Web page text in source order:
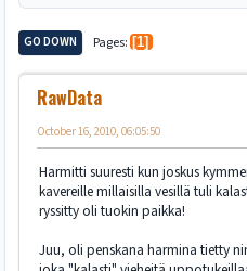
GO DOWN Pages 1
RawData
October 16, 2010, 06:05:50
Harmitti suuresti kun joskus
kavereille millaisilla vesillä tuli
ryssitty oli tuokin paikka!
Juu, oli penskana harmina tietty